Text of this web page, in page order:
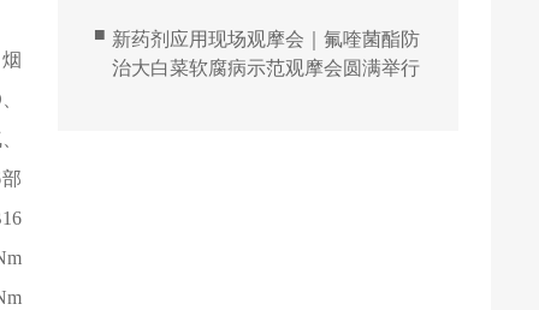
■ 新药剂应用现场观摩会｜氟喹菌酯防
治大白菜软腐病示范观摩会圆满举行